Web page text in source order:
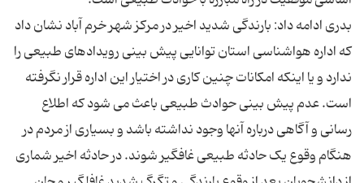
بدری ادامه داد: بارندگی شدید اخیر در مرکز شهر خرم آباد نشان داد
که اداره هواشناسی استان توانایی پیش بینی رویدادهای طبیعی را
ندارد و یا اینکه امکانات چنین کاری در اختیار این اداره قرار نگرفته
است. عدم پیش بینی حوادث طبیعی باعث می شود که اطلاع
رسانی و آگاهی درباره آنها وجود نداشته باشد و بسیاری از مردم در
هنگام وقوع یک حادثه طبیعی غافگیر شوند. در حادثه اخیر شماری